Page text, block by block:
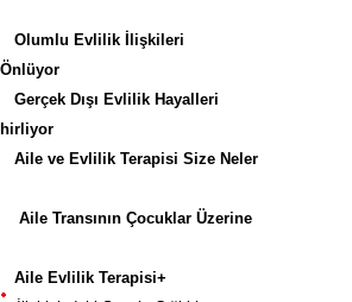
Olumlu Evlilik İlişkileri
Gerçek Dışı Evlilik Hayalleri
Aile ve Evlilik Terapisi Size Neler
Aile Transının Çocuklar Üzerine
Aile Evlilik Terapisi+